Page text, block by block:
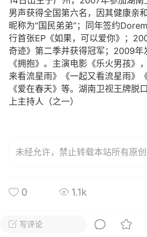
断婴儿的头
惊悚！据英国每日邮报报道，
一，阿根廷一名女子在医院生产
生拒绝了她的剖宫产请求，用手
婴儿身体，竟一...
写评论
男声获得全国第六名，因其健康亲
昵称为“国民弟弟”；同年签约
行首张EP《如果，可以爱你》；
奇迹》第二季并获得冠军；2009年
《拥抱》。主演电影《乐火男孩》
来看流星雨》《一起又看流星雨》
《爱在春天》等。湖南卫视王牌脱
上主持人（之一）
未经允许，禁止转载本站所有原
0 1.1k